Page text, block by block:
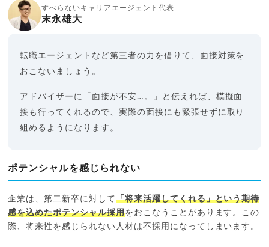
すべらないキャリアエージェント代表
末永雄大
転職エージェントなど第三者の力を借りて、面接対策を
おこないましょう。
アドバイザーに「面接が不安…。」と伝えれば、模擬面
接も行ってくれるので、実際の面接にも緊張せずに取り
組めるようになります。
ポテンシャルを感じられない
企業は、第二新卒に対して 「将来活躍してくれる」という期待
感を込めたポテンシャル採用をおこなうことがあります。この
際、将来性を感じられない人材は不採用になってしまいます。